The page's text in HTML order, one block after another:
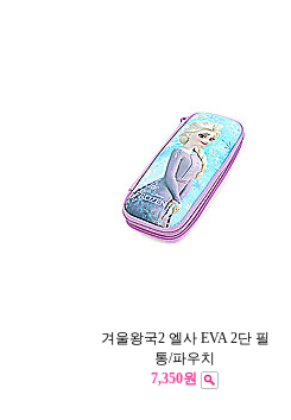
겨울왕국2 엘사 EVA 2단 필
통/파우치
7,350원